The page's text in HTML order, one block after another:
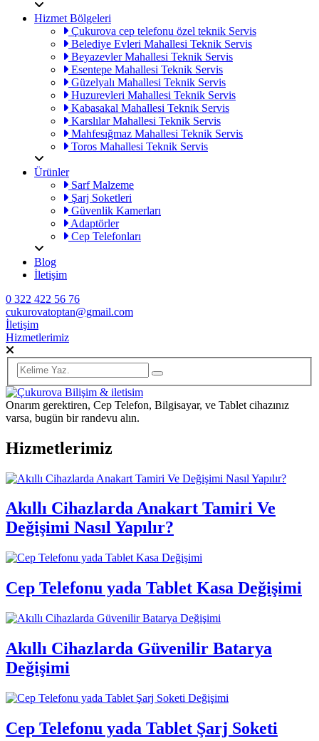
Hizmet Bölgeleri
Çukurova cep telefonu özel teknik Servis
Belediye Evleri Mahallesi Teknik Servis
Beyazevler Mahallesi Teknik Servis
Esentepe Mahallesi Teknik Servis
Güzelyalı Mahallesi Teknik Servis
Huzurevleri Mahallesi Teknik Servis
Kabasakal Mahallesi Teknik Servis
Karslılar Mahallesi Teknik Servis
Mahfesığmaz Mahallesi Teknik Servis
Toros Mahallesi Teknik Servis
Ürünler
Sarf Malzeme
Şarj Soketleri
Güvenlik Kamerları
Adaptörler
Cep Telefonları
Blog
İletişim
0 322 422 56 76
cukurovatoptan@gmail.com
İletişim
Hizmetlerimiz
Onarım gerektiren, Cep Telefon, Bilgisayar, ve Tablet cihazınız
varsa, bugün bir randevu alın.
Hizmetlerimiz
Akıllı Cihazlarda Anakart Tamiri Ve
Değişimi Nasıl Yapılır?
Cep Telefonu yada Tablet Kasa Değişimi
Akıllı Cihazlarda Güvenilir Batarya
Değişimi
Cep Telefonu yada Tablet Şarj Soketi